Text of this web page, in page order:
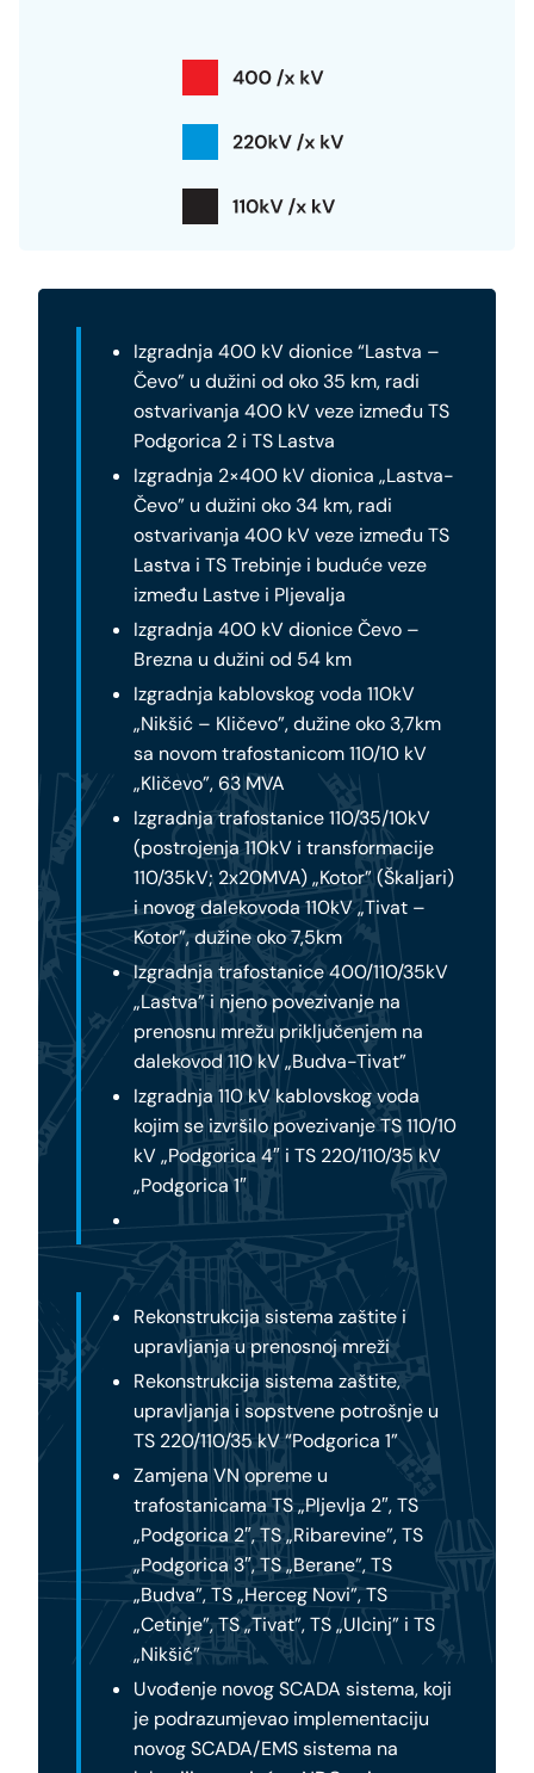
Izgradnja 400 kV dionice “Lastva –
Čevo” u dužini od oko 35 km, radi
ostvarivanja 400 kV veze između TS
Podgorica 2 i TS Lastva
Izgradnja 2×400 kV dionica „Lastva-
Čevo” u dužini oko 34 km, radi
ostvarivanja 400 kV veze između TS
Lastva i TS Trebinje i buduće veze
između Lastve i Pljevalja
Izgradnja 400 kV dionice Čevo –
Brezna u dužini od 54 km
Izgradnja kablovskog voda 110kV
„Nikšić – Kličevo”, dužine oko 3,7km
sa novom trafostanicom 110/10 kV
„Kličevo”, 63 MVA
Izgradnja trafostanice 110/35/10kV
(postrojenja 110kV i transformacije
110/35kV; 2x20MVA) „Kotor” (Škaljari)
i novog dalekovoda 110kV „Tivat –
Kotor”, dužine oko 7,5km
Izgradnja trafostanice 400/110/35kV
„Lastva” i njeno povezivanje na
prenosnu mrežu priključenjem na
dalekovod 110 kV „Budva-Tivat”
Izgradnja 110 kV kablovskog voda
kojim se izvršilo povezivanje TS 110/10
kV „Podgorica 4″ i TS 220/110/35 kV
„Podgorica 1″
Rekonstrukcija sistema zaštite i
upravljanja u prenosnoj mreži
Rekonstrukcija sistema zaštite,
upravljanja i sopstvene potrošnje u
TS 220/110/35 kV “Podgorica 1”
Zamjena VN opreme u
trafostanicama TS „Pljevlja 2″, TS
„Podgorica 2″, TS „Ribarevine”, TS
„Podgorica 3″, TS „Berane”, TS
„Budva”, TS „Herceg Novi”, TS
„Cetinje”, TS „Tivat”, TS „Ulcinj” i TS
„Nikšić”
Uvođenje novog SCADA sistema, koji
je podrazumjevao implementaciju
novog SCADA/EMS sistema na